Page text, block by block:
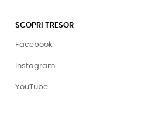
SCOPRI TRESOR
Facebook
Instagram
YouTube